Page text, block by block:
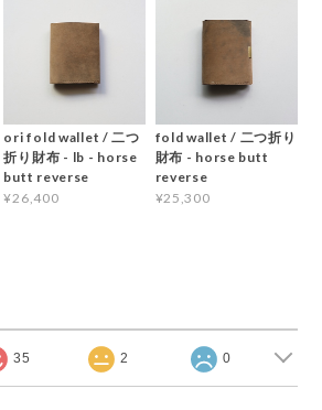
ori fold wallet / 二つ
折り財布 - lb - horse
butt reverse
¥26,400
fold wallet / 二つ折り
財布 - horse butt
reverse
¥25,300
35 2 0